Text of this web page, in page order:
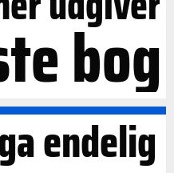
bog
endelig